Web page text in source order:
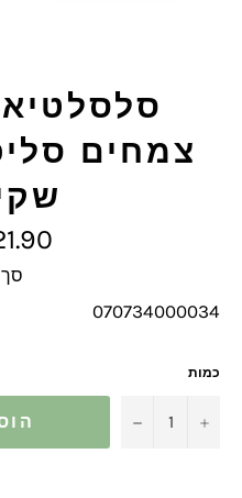
מחיר
מלא
21.90
070734000034
כמות
− +